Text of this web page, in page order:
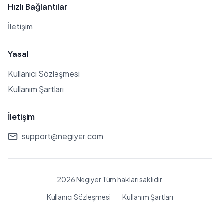
Hızlı Bağlantılar
İletişim
Yasal
Kullanıcı Sözleşmesi
Kullanım Şartları
İletişim
support@negiyer.com
2026 Negiyer Tüm hakları saklıdır.
Kullanıcı Sözleşmesi
Kullanım Şartları